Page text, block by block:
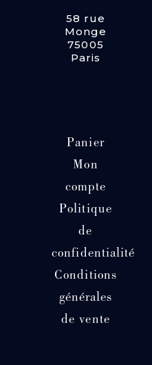
58 rue
Monge
75005
Paris
Panier
Mon
compte
Politique
de
confidentialité
Conditions
générales
de vente